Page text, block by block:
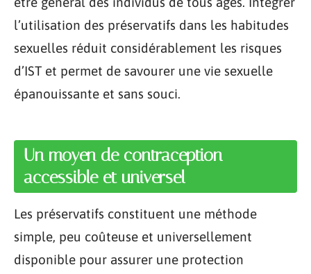
l’utilisation des préservatifs dans les habitudes
sexuelles réduit considérablement les risques
d’IST et permet de savourer une vie sexuelle
épanouissante et sans souci.
Un moyen de contraception
accessible et universel
Les préservatifs constituent une méthode
simple, peu coûteuse et universellement
disponible pour assurer une protection